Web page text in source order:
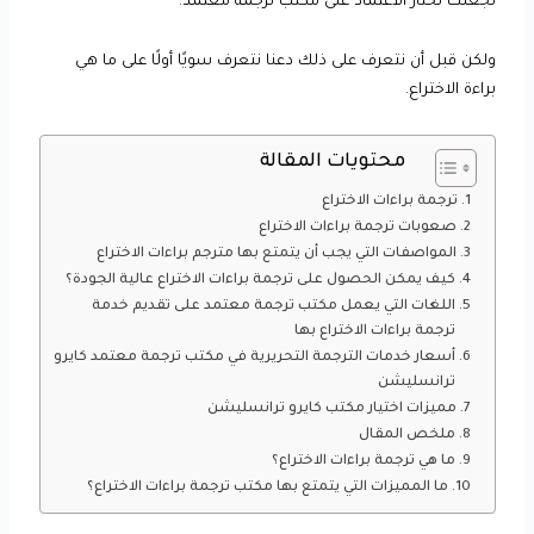
ولكن قبل أن نتعرف على ذلك دعنا نتعرف سويًا أولًا على ما هي
براءة الاختراع.
محتويات المقالة
ترجمة براءات الاختراع
صعوبات ترجمة براءات الاختراع
المواصفات التي يجب أن يتمتع بها مترجم براءات الاختراع
كيف يمكن الحصول على ترجمة براءات الاختراع عالية الجودة؟
اللغات التي يعمل مكتب ترجمة معتمد على تقديم خدمة
ترجمة براءات الاختراع بها
أسعار خدمات الترجمة التحريرية في مكتب ترجمة معتمد كايرو
ترانسليشن
مميزات اختيار مكتب كايرو ترانسليشن
ملخص المقال
ما هي ترجمة براءات الاختراع؟
ما المميزات التي يتمتع بها مكتب ترجمة براءات الاختراع؟